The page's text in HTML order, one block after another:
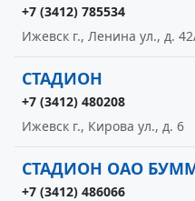
+7 (3412) 785534
Ижевск г., Ленина ул., д.
СТАДИОН
+7 (3412) 480208
Ижевск г., Кирова ул., д. 6
СТАДИОН ОАО
+7 (3412) 486066